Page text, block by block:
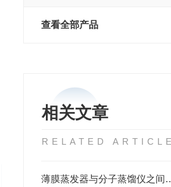
查看全部产品
相关文章
RELATED
薄膜蒸发器与